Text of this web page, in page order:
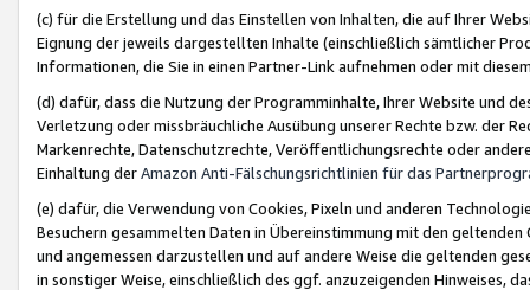
(c) für die Erstellung und das Einstellen von Inhalten, die auf Ihrer
Eignung der jeweils dargestellten Inhalte (einschließlich sämtlicher
Informationen, die Sie in einen Partner-Link aufnehmen oder mit
(d) dafür, dass die Nutzung der Programminhalte, Ihrer Website und
Verletzung oder missbräuchliche Ausübung unserer Rechte bzw. der
Markenrechte, Datenschutzrechte, Veröffentlichungsrechte oder
Einhaltung derAmazon Anti-Fälschungsrichtlinien für das
(e) dafür, die Verwendung von Cookies, Pixeln und anderen
Besuchern gesammelten Daten in Übereinstimmung mit den
und angemessen darzustellen und auf andere Weise die geltenden
in sonstiger Weise, einschließlich des ggf. anzuzeigenden Hinweises,